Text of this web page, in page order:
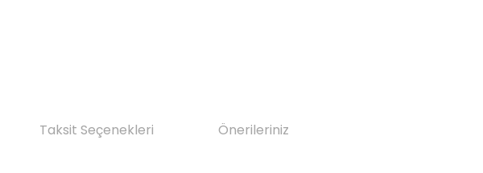
Taksit Seçenekleri Önerileriniz